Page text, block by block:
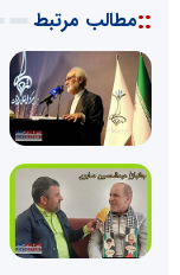
::مطالب مرتبط